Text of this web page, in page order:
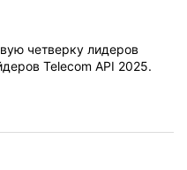
четверку лидеров
Telecom API 2025.